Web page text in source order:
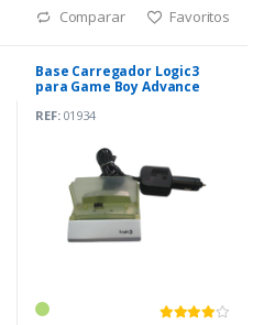
Comparar Favoritos
Base Carregador Logic3
para Game Boy Advance
REF:01934